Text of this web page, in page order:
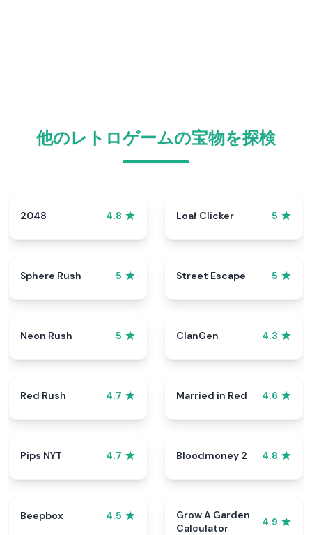
他のレトロゲームの宝物を探検
2048 4.8 Loaf Clicker 5
Sphere Rush 5 Street Escape 5
Neon Rush 5 ClanGen 4.3
Red Rush 4.7 Married in Red 4.6
Pips NYT 4.7 Bloodmoney 2 4.8
Beepbox 4.5
Grow A Garden
Calculator
4.9